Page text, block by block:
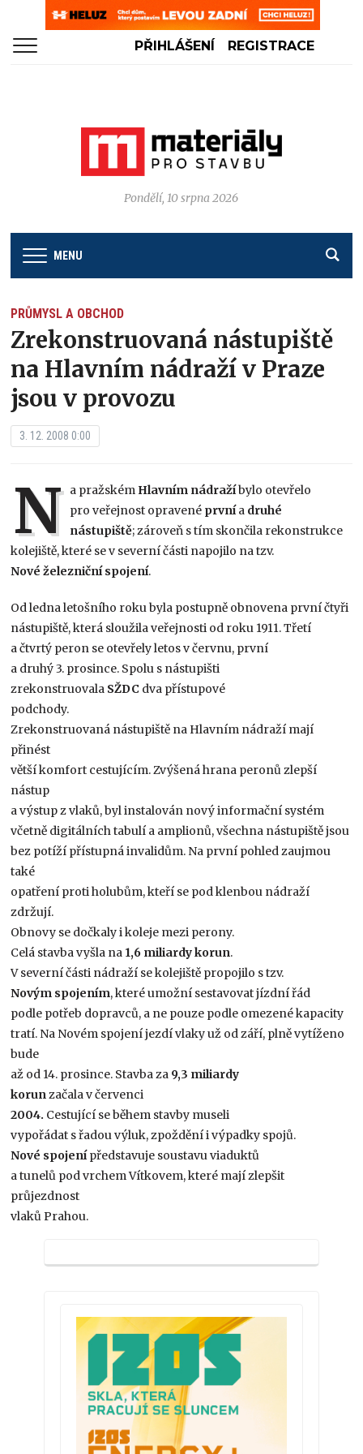
PŘIHLÁŠENÍ REGISTRACE
Pondělí, 10 srpna 2026
MENU
PRŮMYSL A OBCHOD
Zrekonstruovaná nástupiště
na Hlavním nádraží v Praze
jsou v provozu
3. 12. 2008 0:00
N a pražském Hlavním nádražíbylo otevřelo
pro veřejnost opravené prvnía druhé
nástupiště; zároveň s tím skončila rekonstrukce
kolejiště, které se v severní části napojilo na tzv.
Nové železniční spojení.
Od ledna letošního roku byla postupně obnovena první čtyři
nástupiště, která sloužila veřejnosti od roku 1911. Třetí
a čtvrtý peron se otevřely letos v červnu, první
a druhý 3. prosince. Spolu s nástupišti
zrekonstruovala SŽDC dva přístupové
podchody.
Zrekonstruovaná nástupiště na Hlavním nádraží mají
přinést
větší komfort cestujícím. Zvýšená hrana peronů zlepší
nástup
a výstup z vlaků, byl instalován nový informační systém
včetně digitálních tabulí a amplionů, všechna nástupiště jsou
bez potíží přístupná invalidům. Na první pohled zaujmou
také
opatření proti holubům, kteří se pod klenbou nádraží
zdržují.
Obnovy se dočkaly i koleje mezi perony.
Celá stavba vyšla na 1,6 miliardy korun.
V severní části nádraží se kolejiště propojilo s tzv.
Novým spojením, které umožní sestavovat jízdní řád
podle potřeb dopravců, a ne pouze podle omezené kapacity
tratí. Na Novém spojení jezdí vlaky už od září, plně vytíženo
bude
až od 14. prosince. Stavba za 9,3 miliardy
korun začala v červenci
2004. Cestující se během stavby museli
vypořádat s řadou výluk, zpoždění i výpadky spojů.
Nové spojenípředstavuje soustavu viaduktů
a tunelů pod vrchem Vítkovem, které mají zlepšit
průjezdnost
vlaků Prahou.